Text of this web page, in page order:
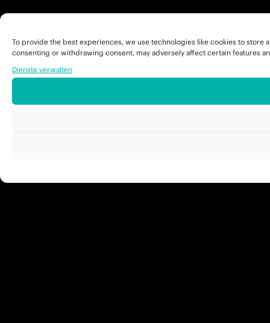
To provide the best experiences, we use technologies like cookies to
consenting or withdrawing consent, may adversely affect certain features
Dienste verwalten